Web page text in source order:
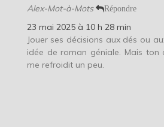
Alex-Mot-à-Mots Répondre
23 mai 2025 à 10 h 28 min
Jouer ses décisions aux dés ou
idée de roman géniale. Mais ton
me refroidit un peu.